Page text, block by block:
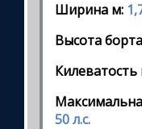
Ширина м:
Высота
Килеватость
50 л.с.